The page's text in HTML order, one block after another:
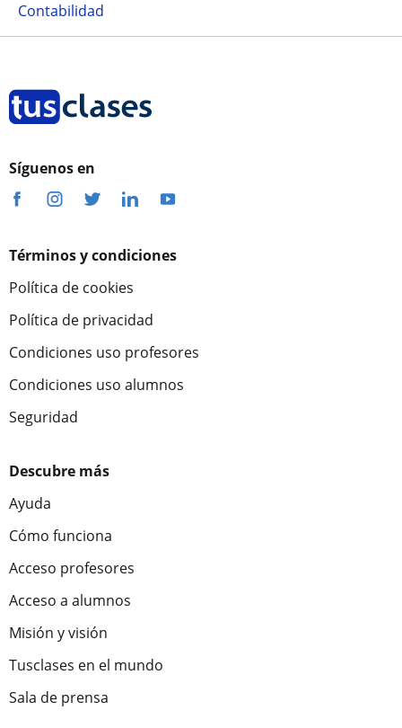
Contabilidad
Síguenos en
Términos y condiciones
Política de cookies
Política de privacidad
Condiciones uso profesores
Condiciones uso alumnos
Seguridad
Descubre más
Ayuda
Cómo funciona
Acceso profesores
Acceso a alumnos
Misión y visión
Tusclases en el mundo
Sala de prensa